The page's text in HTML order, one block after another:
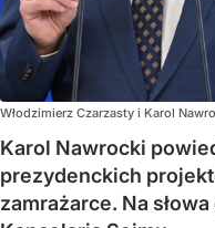
Włodzimierz Czarzasty i Karol
Karol Nawrocki
prezydenckich
zamrażarce. Na